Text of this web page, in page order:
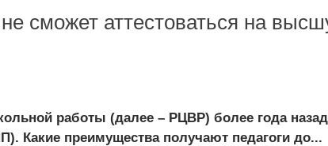
сможет аттестоваться на
работы (далее – РЦВР) более года назад
Какие преимущества получают педагоги до...